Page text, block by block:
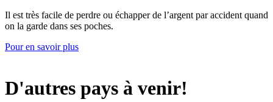
Il est très facile de perdre ou échapper de l’argent par accident quand
on la garde dans ses poches.
Pour en savoir plus
D'autres pays à venir!